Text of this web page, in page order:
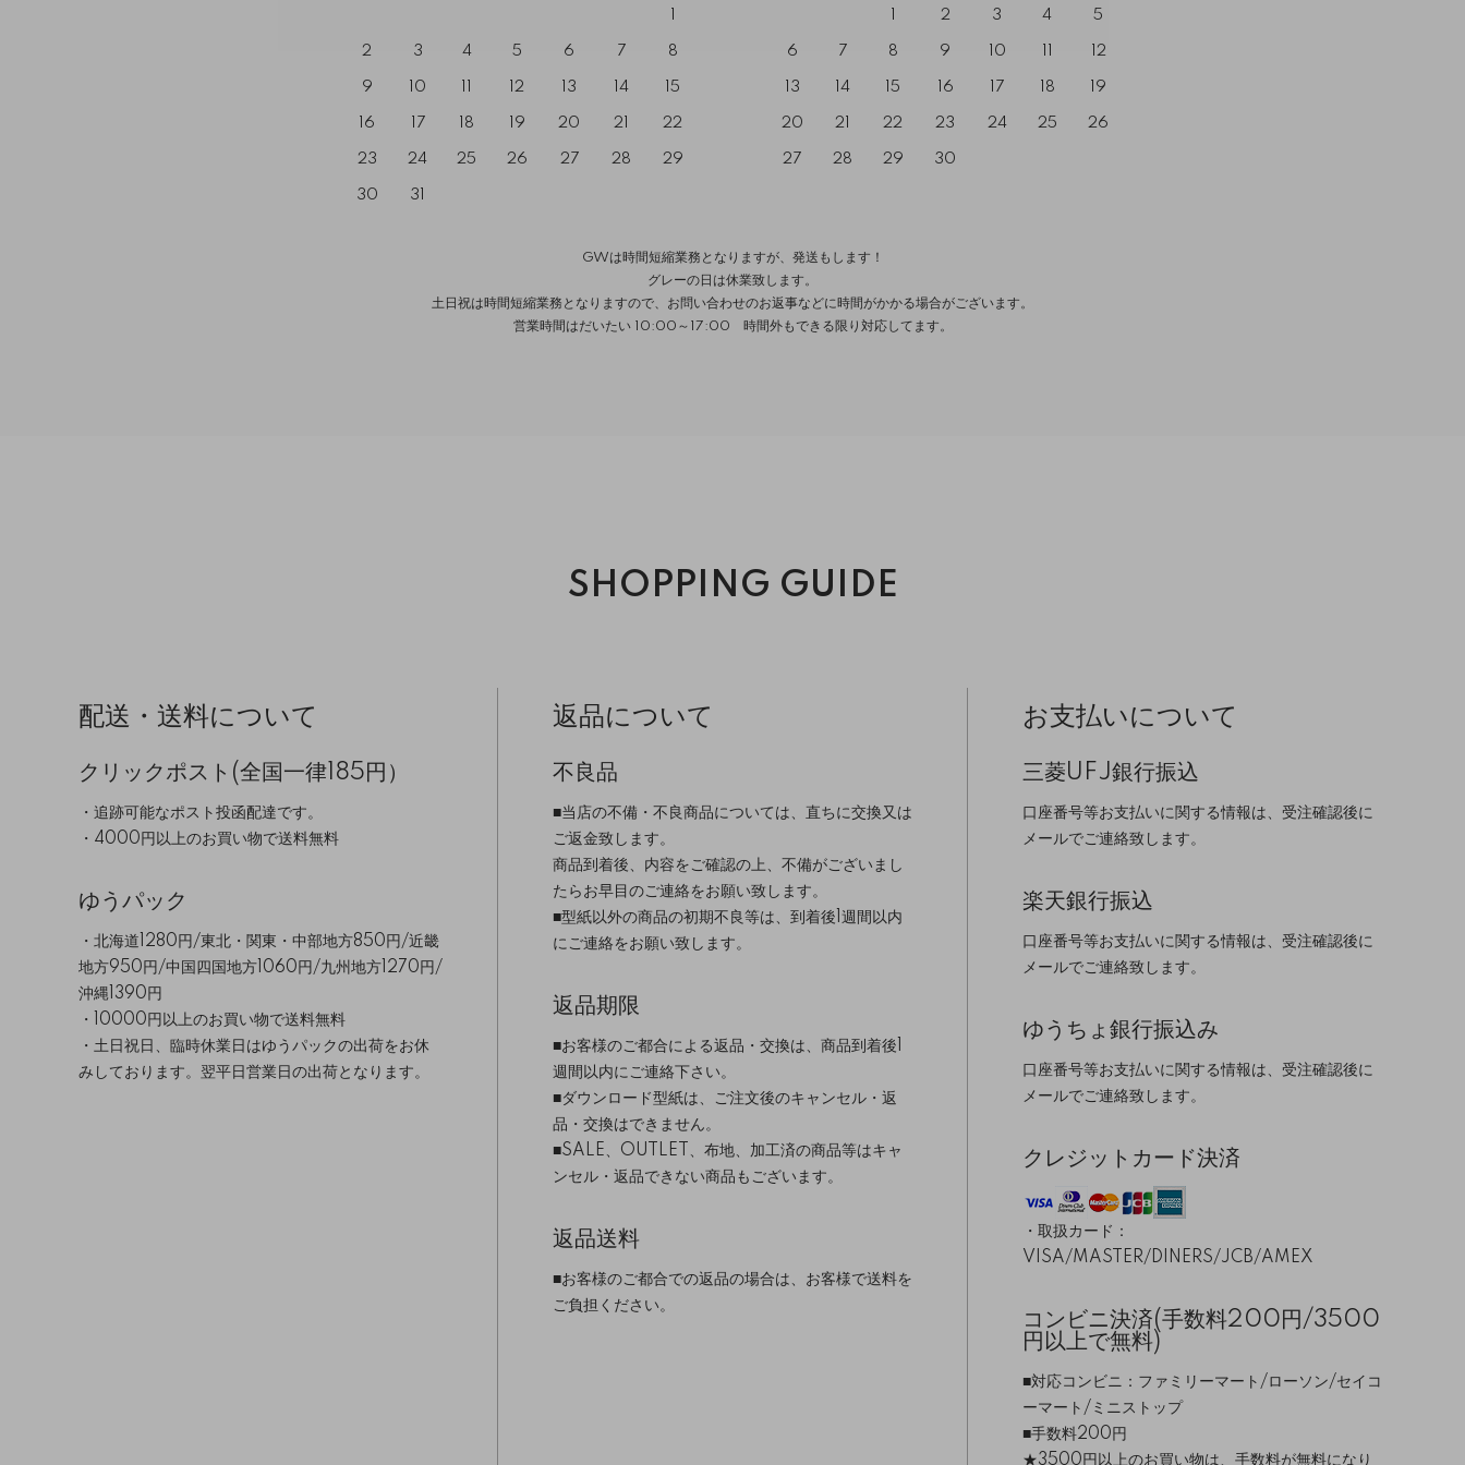
2 3 4 5 6 7 8
9 10 12 13 14 15
16 17 18 19 20 21 22
23 24 25 26 27 28 29
30 31
2 3 4 5
6 7 8 9 10 12
13 14 15 16 17 18 19
20 21 22 23 24 25 26
27 28 29 30
GWは時間短縮業務となりますが、発送もします！
グレーの日は休業致します。
土日祝は時間短縮業務となりますので、お問い合わせのお返事などに時間がかかる場合がございます。
営業時間はだいたい 10:00～17:00 時間外もできる限り対応してます。
SHOPPING GUIDE
配送・送料について
クリックポスト(全国一律185円）
・追跡可能なポスト投函配達です。
・4000円以上のお買い物で送料無料
ゆうパック
・北海道1280円/東北・関東・中部地方850円/近畿
地方950円/中国四国地方1060円/九州地方1270円/
沖縄1390円
・10000円以上のお買い物で送料無料
・土日祝日、臨時休業日はゆうパックの出荷をお休
みしております。翌平日営業日の出荷となります。
返品について
不良品
■当店の不備・不良商品については、直ちに交換又は
ご返金致します。
商品到着後、内容をご確認の上、不備がございまし
たらお早目のご連絡をお願い致します。
■型紙以外の商品の初期不良等は、到着後1週間以内
にご連絡をお願い致します。
返品期限
■お客様のご都合による返品・交換は、商品到着後1
週間以内にご連絡下さい。
■ダウンロード型紙は、ご注文後のキャンセル・返
品・交換はできません。
■SALE、OUTLET、布地、加工済の商品等はキャ
ンセル・返品できない商品もございます。
返品送料
■お客様のご都合での返品の場合は、お客様で送料を
ご負担ください。
お支払いについて
三菱UFJ銀行振込
口座番号等お支払いに関する情報は、受注確認後に
メールでご連絡致します。
楽天銀行振込
口座番号等お支払いに関する情報は、受注確認後に
メールでご連絡致します。
ゆうちょ銀行振込み
口座番号等お支払いに関する情報は、受注確認後に
メールでご連絡致します。
クレジットカード決済
・取扱カード：
VISA/MASTER/DINERS/JCB/AMEX
コンビニ決済(手数料200円/3500
円以上で無料)
■対応コンビニ：ファミリーマート/ローソン/セイコ
ーマート/ミニストップ
■手数料200円
★3500円以上のお買い物は、手数料が無料になり